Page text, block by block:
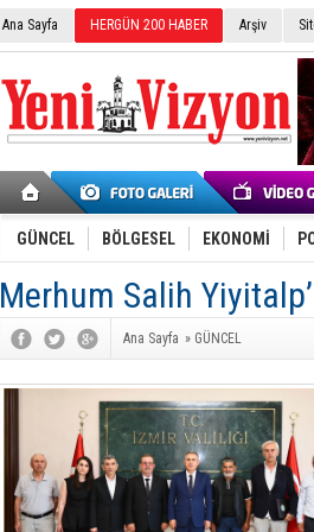
Ana Sayfa HERGÜN 200 HABER Arşiv
GÜNCEL BÖLGESEL EKONOMİ
Merhum Salih
Ana Sayfa » GÜNCEL